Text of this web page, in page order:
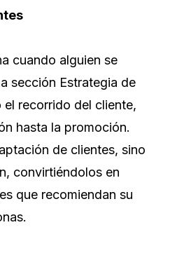
cuando alguien se
sección Estrategia de
recorrido del cliente,
hasta la promoción.
de clientes, sino
convirtiéndolos en
que recomiendan su